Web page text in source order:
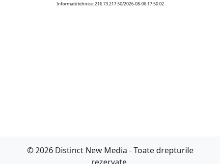
Informatii tehnice: 216.73.217.50/2026-08-06 17:50:02
© 2026 Distinct New Media - Toate drepturile